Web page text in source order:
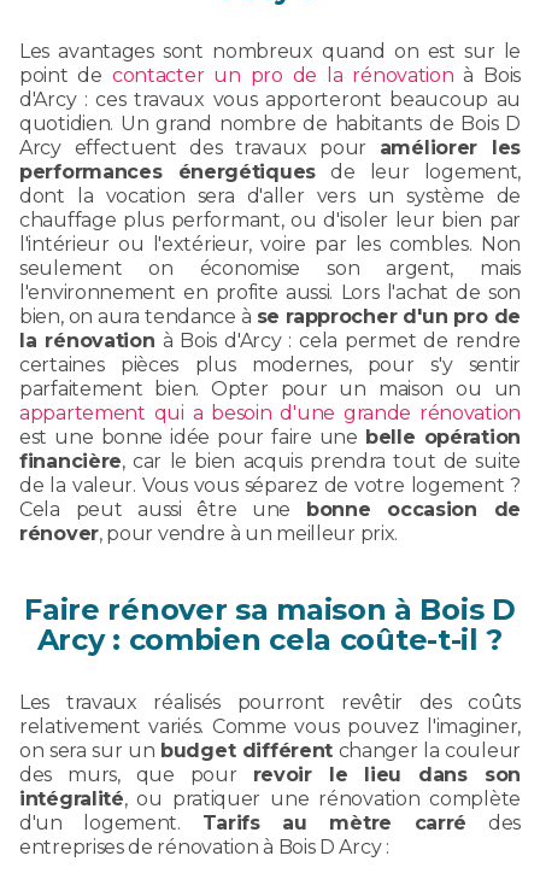
Les avantages sont nombreux quand on est sur le
point de contacter un pro de la rénovation à Bois
d'Arcy : ces travaux vous apporteront beaucoup au
quotidien. Un grand nombre de habitants de Bois D
Arcy effectuent des travaux pour améliorer les
performances énergétiquesde leur logement,
dont la vocation sera d'aller vers un système de
chauffage plus performant, ou d'isoler leur bien par
l'intérieur ou l'extérieur, voire par les combles. Non
seulement on économise son argent, mais
l'environnement en profite aussi. Lors l'achat de son
bien, on aura tendance à se rapprocher d'un pro de
la rénovation à Bois d'Arcy : cela permet de rendre
certaines pièces plus modernes, pour s'y sentir
parfaitement bien. Opter pour un maison ou un
appartement qui a besoin d'une grande rénovation
est une bonne idée pour faire une belle opération
financière, car le bien acquis prendra tout de suite
de la valeur. Vous vous séparez de votre logement ?
Cela peut aussi être une bonne occasion de
rénover, pour vendre à un meilleur prix.
Faire rénover sa maison à Bois D
Arcy : combien cela coûte-t-il ?
Les travaux réalisés pourront revêtir des coûts
relativement variés. Comme vous pouvez l'imaginer,
on sera sur un budget différent changer la couleur
des murs, que pour revoir le lieu dans son
intégralité, ou pratiquer une rénovation complète
d'un logement. Tarifs au mètre carré des
entreprises de rénovation à Bois D Arcy :